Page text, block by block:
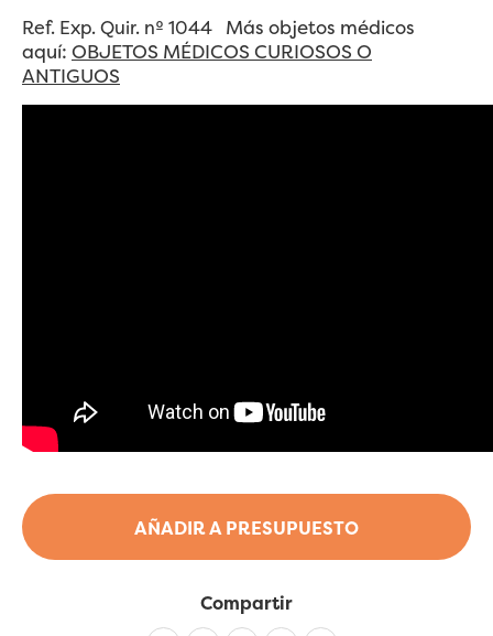
AÑADIR A PRESUPUESTO
Ref. Exp. Quir. nº 1044 Más objetos médicos
aquí: OBJETOS MÉDICOS CURIOSOS O
ANTIGUOS
Compartir